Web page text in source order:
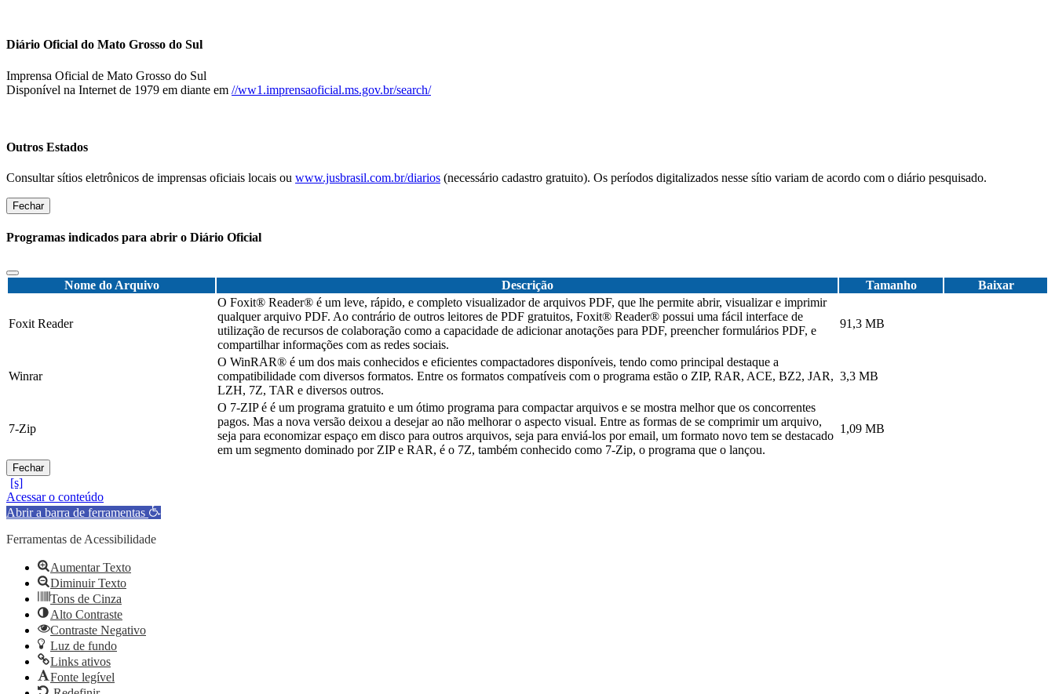
Diário Oficial do Mato Grosso do Sul
Imprensa Oficial de Mato Grosso do Sul
Disponível na Internet de 1979 em diante em //ww1.imprensaoficial.ms.gov.br/search/
Outros Estados
Consultar sítios eletrônicos de imprensas oficiais locais ou www.jusbrasil.com.br/diarios (necessário cadastro gratuito). Os períodos digitalizados nesse sítio variam de acordo com o diário pesquisado.
Fechar
Programas indicados para abrir o Diário Oficial
Nome do Arquivo Descrição Tamanho Baixar
Foxit Reader
O Foxit® Reader® é um leve, rápido, e completo visualizador de arquivos PDF, que lhe permite abrir, visualizar e imprimir
qualquer arquivo PDF. Ao contrário de outros leitores de PDF gratuitos, Foxit® Reader® possui uma fácil interface de
utilização de recursos de colaboração como a capacidade de adicionar anotações para PDF, preencher formulários PDF, e
compartilhar informações com as redes sociais.
91,3 MB
Winrar
O WinRAR® é um dos mais conhecidos e eficientes compactadores disponíveis, tendo como principal destaque a
compatibilidade com diversos formatos. Entre os formatos compatíveis com o programa estão o ZIP, RAR, ACE, BZ2, JAR,
LZH, 7Z, TAR e diversos outros.
3,3 MB
7-Zip
O 7-ZIP é é um programa gratuito e um ótimo programa para compactar arquivos e se mostra melhor que os concorrentes
pagos. Mas a nova versão deixou a desejar ao não melhorar o aspecto visual. Entre as formas de se comprimir um arquivo,
seja para economizar espaço em disco para outros arquivos, seja para enviá-los por email, um formato novo tem se destacado
em um segmento dominado por ZIP e RAR, é o 7Z, também conhecido como 7-Zip, o programa que o lançou.
1,09 MB
Fechar
Acessar o conteúdo
Abrir a barra de ferramentas
Ferramentas de Acessibilidade
Aumentar Texto
Diminuir Texto
Tons de Cinza
Alto Contraste
Contraste Negativo
Luz de fundo
Links ativos
Fonte legível